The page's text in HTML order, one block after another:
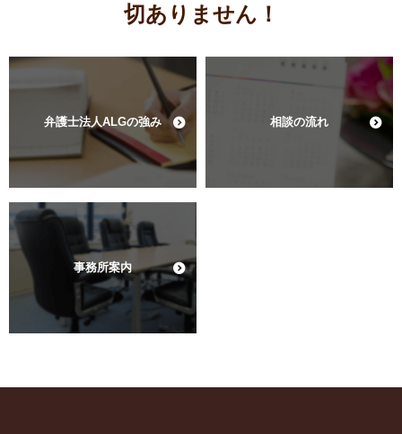
切ありません！
弁護士法人ALGの強み 相談の流れ
事務所案内